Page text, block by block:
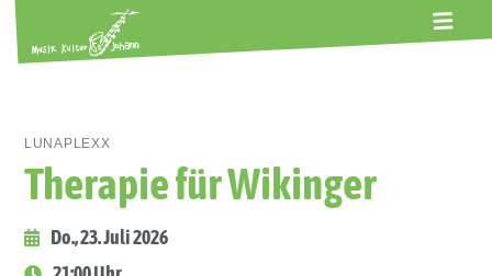
LUNAPLEXX
Therapie für Wikinger
Do., 23. Juli 2026